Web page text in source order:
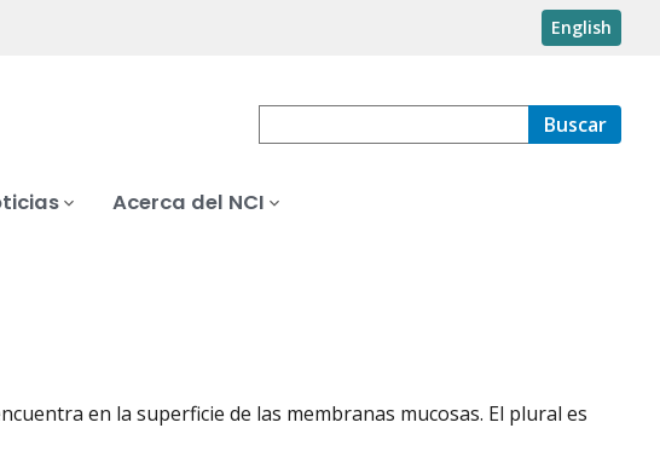
English
Buscar
Acerca del NCI
en la superficie de las membranas mucosas. El plural es